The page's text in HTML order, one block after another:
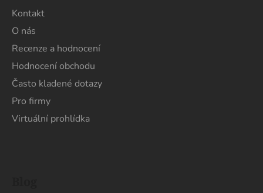
Kontakt
O nás
Recenze a hodnocení
Hodnocení obchodu
Často kladené dotazy
Pro firmy
Virtuální prohlídka